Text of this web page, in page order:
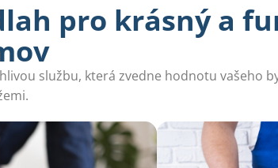
pro krásný a
službu, která zvedne hodnotu vašeho